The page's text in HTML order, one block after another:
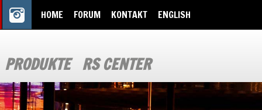
HOME FORUM KONTAKT ENGLISH
PRODUKTE RS CENTER